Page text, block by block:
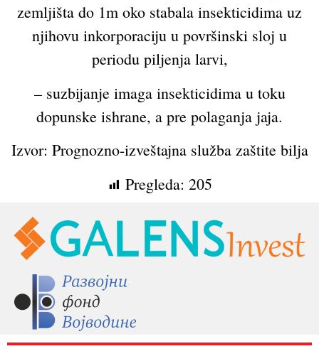
zemljišta do 1m oko stabala insekticidima uz
njihovu inkorporaciju u površinski sloj u
periodu piljenja larvi,
– suzbijanje imaga insekticidima u toku
dopunske ishrane, a pre polaganja jaja.
Izvor: Prognozno-izveštajna služba zaštite bilja
Pregleda: 205
RAZNO